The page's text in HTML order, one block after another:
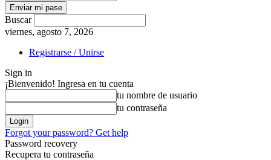
Buscar
viernes, agosto 7, 2026
Registrarse / Unirse
Sign in
¡Bienvenido! Ingresa en tu cuenta
tu nombre de usuario
tu contraseña
Forgot your password? Get help
Password recovery
Recupera tu contraseña